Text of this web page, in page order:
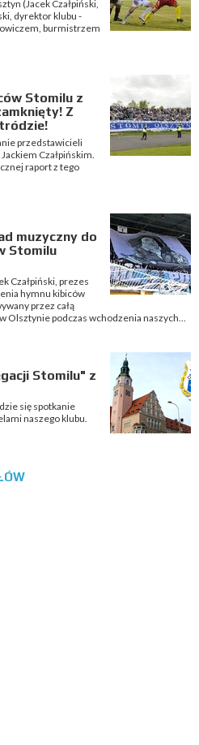
(Jacek Czałpiński,
dyrektor klubu -
burmistrzem
Stomilu z
Z
przedstawicieli
Czałpińskim.
raport z tego
muzyczny do
Stomilu
Czałpiński, prezes
hymnu kibiców
przez całą
Olsztynie podczas wchodzenia naszych...
Stomilu" z
się spotkanie
naszego klubu.